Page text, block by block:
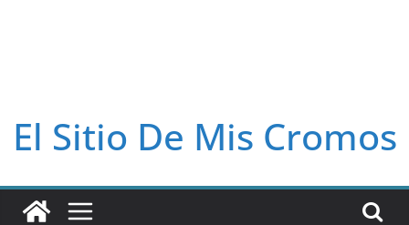
El Sitio De Mis Cromos